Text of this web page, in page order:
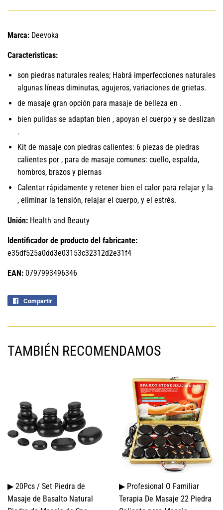
Marca: Deevoka
Caracteristicas:
son piedras naturales reales; Habrá imperfecciones naturales
algunas líneas diminutas, agujeros, variaciones de grietas.
de masaje gran opción para masaje de belleza en .
bien pulidas se adaptan bien , apoyan el cuerpo y se deslizan
.
Kit de masaje con piedras calientes: 6 piezas de piedras
calientes por , para de masaje comunes: cuello, espalda,
hombros, brazos y piernas
Calentar rápidamente y retener bien el calor para relajar y la
, eliminar la tensión, relajar el cuerpo, y el estrés.
Unión: Health and Beauty
Identificador de producto del fabricante:
e35df525a0dd3e03153c32312d2e31f4
EAN: 0797993496346
Compartir
TAMBIÉN RECOMENDAMOS
▶ 20Pcs / Set Piedra de
Masaje de Basalto Natural
▶ Profesional O Familiar
Terapia De Masaje 22 Piedra